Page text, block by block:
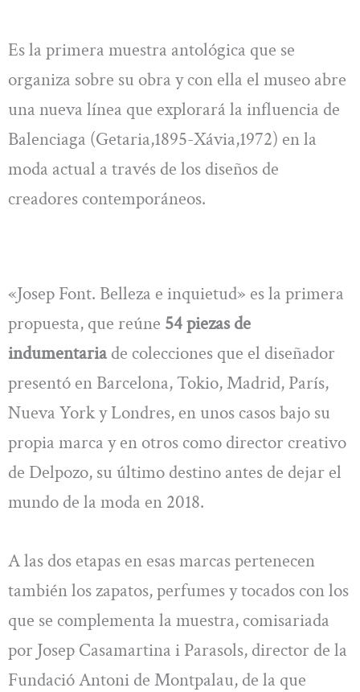
Es la primera muestra antológica que se
organiza sobre su obra y con ella el museo abre
una nueva línea que explorará la influencia de
Balenciaga (Getaria,1895-Xávia,1972) en la
moda actual a través de los diseños de
creadores contemporáneos.
«Josep Font. Belleza e inquietud» es la primera
propuesta, que reúne 54 piezas de
indumentariade colecciones que el diseñador
presentó en Barcelona, Tokio, Madrid, París,
Nueva York y Londres, en unos casos bajo su
propia marca y en otros como director creativo
de Delpozo, su último destino antes de dejar el
mundo de la moda en 2018.
A las dos etapas en esas marcas pertenecen
también los zapatos, perfumes y tocados con los
que se complementa la muestra, comisariada
por Josep Casamartina i Parasols, director de la
Fundació Antoni de Montpalau, de la que